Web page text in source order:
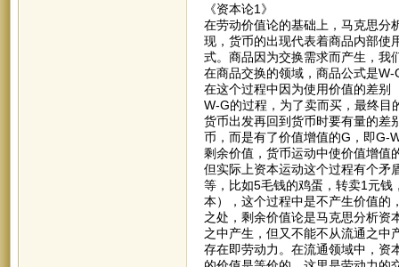
《资本论1》
在劳动价值论的基础上，马克思分
现，货币的出现代表着商品内部使
式。商品因为交换需求而产生，我
在商品交换的领域，商品公式是
在这个过程中因为使用价值的差别
W-G的过程，为了卖而买，最终目
货币出发再回到货币时要有量的差
币，而是有了价值增值的G，即G-
剩余价值，货币运动中使价值增值
但实际上资本运动这个过程有个矛
等，比如5毛钱的鸡蛋，转卖1元
本），这个过程中是不产生价值的
之处，剩余价值论是马克思分析资
之中产生，但又不能不从流通之中
存在即劳动力。在流通领域中，资